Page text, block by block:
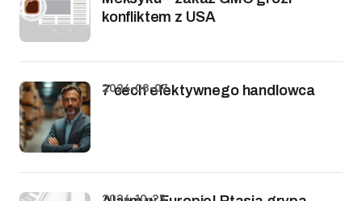
konfliktem z USA
7 cech efektywnego handlowca
2024-08-07